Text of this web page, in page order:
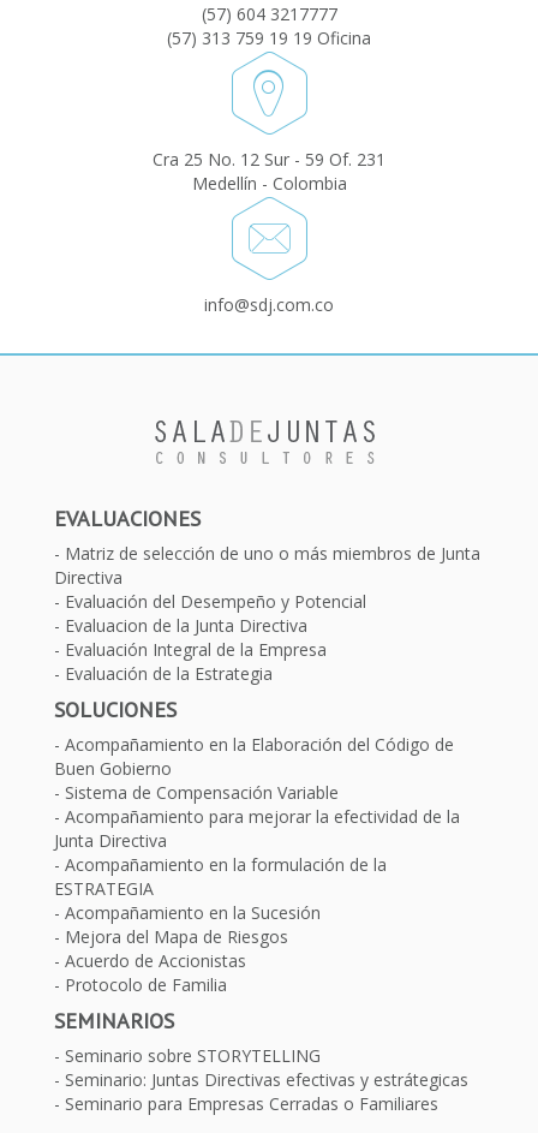
(57) 604 3217777
(57) 313 759 19 19 Oficina
Cra 25 No. 12 Sur - 59 Of. 231
Medellín - Colombia
info@sdj.com.co
EVALUACIONES
Matriz de selección de uno o más miembros de Junta
Directiva
Evaluación del Desempeño y Potencial
Evaluacion de la Junta Directiva
Evaluación Integral de la Empresa
Evaluación de la Estrategia
SOLUCIONES
Acompañamiento en la Elaboración del Código de
Buen Gobierno
Sistema de Compensación Variable
Acompañamiento para mejorar la efectividad de la
Junta Directiva
Acompañamiento en la formulación de la
ESTRATEGIA
Acompañamiento en la Sucesión
Mejora del Mapa de Riesgos
Acuerdo de Accionistas
Protocolo de Familia
SEMINARIOS
Seminario sobre STORYTELLING
Seminario: Juntas Directivas efectivas y estrátegicas
Seminario para Empresas Cerradas o Familiares